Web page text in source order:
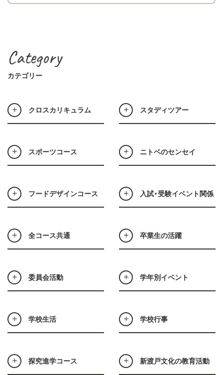
Category
カテゴリー
クロスカリキュラム スタディツアー
スポーツコース ニトベのセンセイ
フードデザインコース 入試・受験イベント関係
全コース共通 卒業生の活躍
委員会活動 学年別イベント
学校生活 学校行事
探究進学コース 新渡戸文化の教育活動